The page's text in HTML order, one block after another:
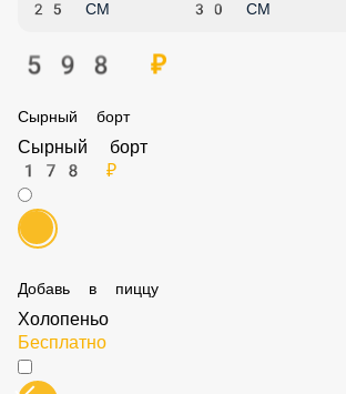
25 СМ 30 СМ
598 ₽
Сырный борт
Сырный борт
178 ₽
Добавь в пиццу
Бесплатно